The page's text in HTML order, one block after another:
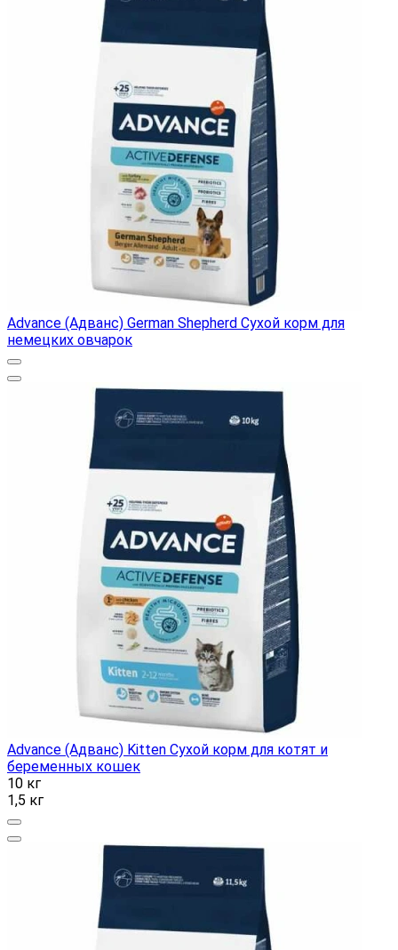
Advance (Адванс) German Shepherd Сухой корм для
немецких овчарок
Advance (Адванс) Kitten Сухой корм для котят и
беременных кошек
10 кг
1,5 кг